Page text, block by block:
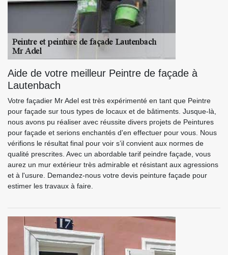
Aide de votre meilleur Peintre de façade à
Lautenbach
Votre façadier Mr Adel est très expérimenté en tant que Peintre
pour façade sur tous types de locaux et de bâtiments. Jusque-là,
nous avons pu réaliser avec réussite divers projets de Peintures
pour façade et serions enchantés d'en effectuer pour vous. Nous
vérifions le résultat final pour voir s’il convient aux normes de
qualité prescrites. Avec un abordable tarif peindre façade, vous
aurez un mur extérieur très admirable et résistant aux agressions
et à l'usure. Demandez-nous votre devis peinture façade pour
estimer les travaux à faire.